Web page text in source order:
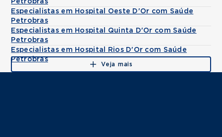
Petrobras
Especialistas em Hospital Oeste D'Or com Saúde
Petrobras
Especialistas em Hospital Quinta D'Or com Saúde
Petrobras
Especialistas em Hospital Rios D'Or com Saúde
Petrobras
Veja mais